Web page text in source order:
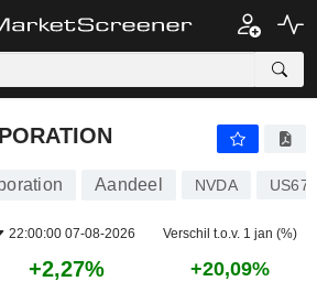
Aandeel NVDA
22:00:00 07-08-2026 Verschil t.o.v. 1 jan (%)
+2,27% +20,09%